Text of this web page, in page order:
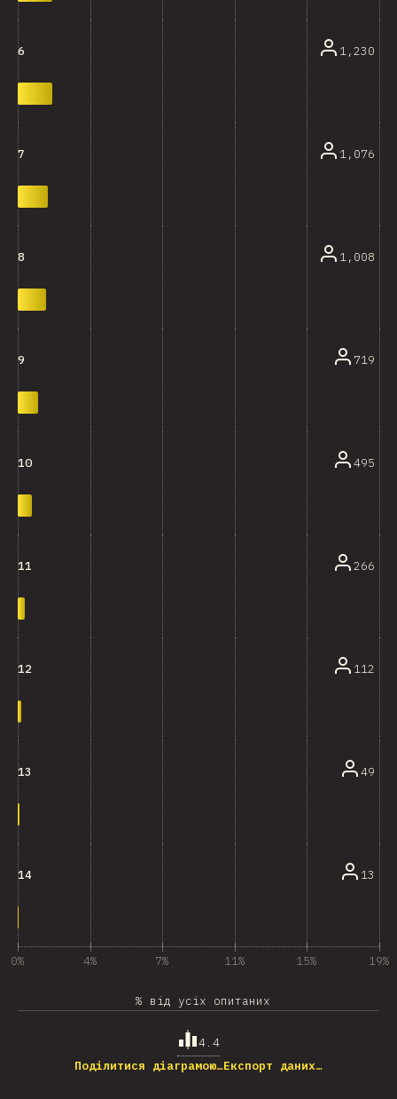
6 1,230
7 1,076
8 1,008
9 719
10 495
11 266
12 112
13 49
14 13
0% 4% 7% 11% 15% 19%
% від усіх опитаних
4.4
Поділитися діаграмою…Експорт даних…